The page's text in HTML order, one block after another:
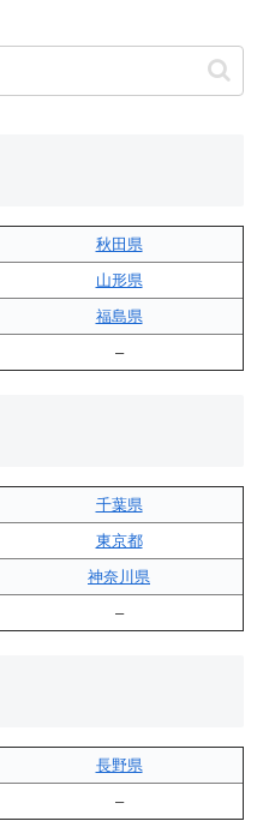
秋田県
山形県
福島県
–
千葉県
東京都
神奈川県
–
長野県
–